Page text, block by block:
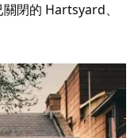
關閉的 Hartsyard、